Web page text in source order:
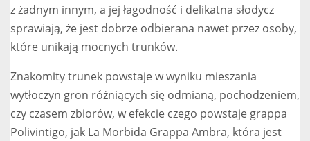
z żadnym innym, a jej łagodność i delikatna słodycz
sprawiają, że jest dobrze odbierana nawet przez osoby,
które unikają mocnych trunków.
Znakomity trunek powstaje w wyniku mieszania
wytłoczyn gron różniących się odmianą, pochodzeniem,
czy czasem zbiorów, w efekcie czego powstaje grappa
Polivintigo, jak La Morbida Grappa Ambra, która jest